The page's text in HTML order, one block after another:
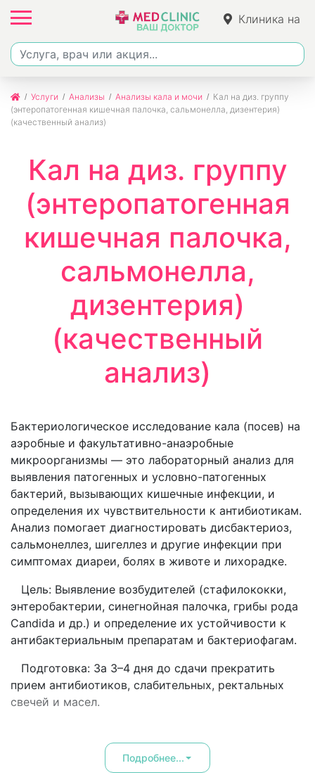
Клиника на
Джалиля
Услуги Анализы Анализы кала и мочи
Кал на диз. группу
(энтеропатогенная кишечная палочка, сальмонелла, дизентерия)
(качественный анализ)
Кал на диз. группу
(энтеропатогенная
кишечная палочка,
сальмонелла,
дизентерия)
(качественный
анализ)
Бактериологическое исследование кала (посев) на
аэробные и факультативно-анаэробные
микроорганизмы — это лабораторный анализ для
выявления патогенных и условно-патогенных
бактерий, вызывающих кишечные инфекции, и
определения их чувствительности к антибиотикам.
Анализ помогает диагностировать дисбактериоз,
сальмонеллез, шигеллез и другие инфекции при
симптомах диареи, болях в животе и лихорадке.
Цель: Выявление возбудителей (стафилококки,
энтеробактерии, синегнойная палочка, грибы рода
Candida и др.) и определение их устойчивости к
антибактериальным препаратам и бактериофагам.
Подготовка: За 3–4 дня до сдачи прекратить
прием антибиотиков, слабительных, ректальных
свечей и масел.
Подробнее...